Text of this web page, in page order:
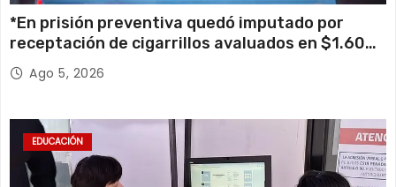
*En prisión preventiva quedó imputado por
receptación de cigarrillos avaluados en $1.600
millones*
Ago 5, 2026
EDUCACIÓN